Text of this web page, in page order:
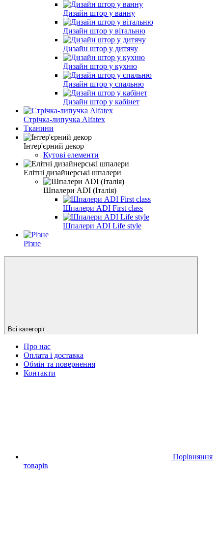
Дизайн штор у ванну
Дизайн штор у вітальню
Дизайн штор у дитячу
Дизайн штор у кухню
Дизайн штор у спальню
Дизайн штор у кабінет
Стрічка-липучка Alfatex
Тканини
Інтер'єрний декор
Кутові елементи
Елітні дизайнерські шпалери
Шпалери ADI (Італія)
Шпалери ADI First class
Шпалери ADI Life style
Різне
Всі категорії
Про нас
Оплата і доставка
Обмін та повернення
Контакти
Порівняння
товарів